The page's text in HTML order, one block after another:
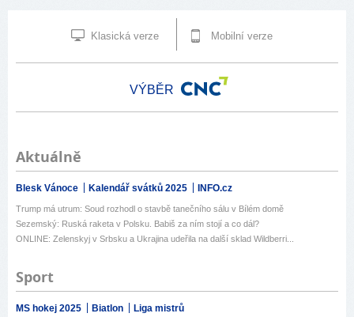
Klasická verze Mobilní verze
VÝBĚR
Aktuálně
Blesk Vánoce Kalendář svátků 2025 INFO.cz
Trump má utrum: Soud rozhodl o stavbě tanečního sálu v Bílém domě
Sezemský: Ruská raketa v Polsku. Babiš za ním stojí a co dál?
ONLINE: Zelenskyj v Srbsku a Ukrajina udeřila na další sklad Wildberri...
Sport
MS hokej 2025 Biatlon Liga mistrů